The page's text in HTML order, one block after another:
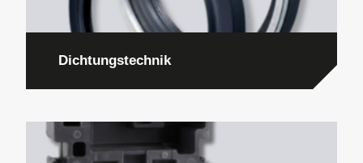
Dichtungstechnik